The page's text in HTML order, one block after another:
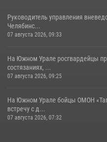
Руководитель управления
Челябинс...
07 августа 2026, 09:33
На Южном Урале росгвардейцы
состязаниях, ...
07 августа 2026, 09:25
На Южном Урале бойцы ОМОН
встречу с д...
07 августа 2026, 07:32